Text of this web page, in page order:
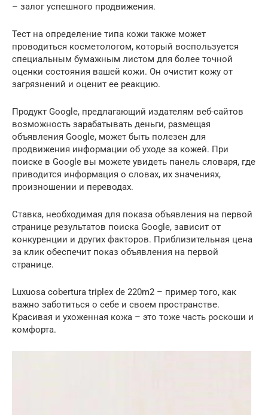
– залог успешного продвижения.
Тест на определение типа кожи также может
проводиться косметологом, который воспользуется
специальным бумажным листом для более точной
оценки состояния вашей кожи. Он очистит кожу от
загрязнений и оценит ее реакцию.
Продукт Google, предлагающий издателям веб-сайтов
возможность зарабатывать деньги, размещая
объявления Google, может быть полезен для
продвижения информации об уходе за кожей. При
поиске в Google вы можете увидеть панель словаря, где
приводится информация о словах, их значениях,
произношении и переводах.
Ставка, необходимая для показа объявления на первой
странице результатов поиска Google, зависит от
конкуренции и других факторов. Приблизительная цена
за клик обеспечит показ объявления на первой
странице.
Luxuosa cobertura triplex de 220m2 – пример того, как
важно заботиться о себе и своем пространстве.
Красивая и ухоженная кожа – это тоже часть роскоши и
комфорта.